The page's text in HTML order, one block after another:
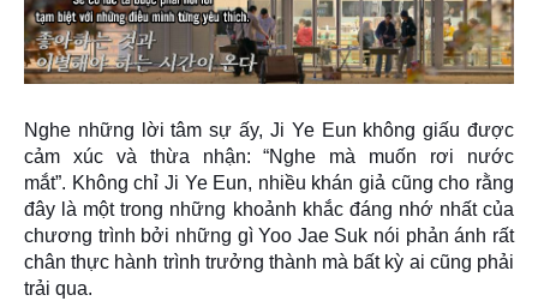
Nghe những lời tâm sự ấy, Ji Ye Eun không giấu được
cảm xúc và thừa nhận: “Nghe mà muốn rơi nước
mắt”. Không chỉ Ji Ye Eun, nhiều khán giả cũng cho rằng
đây là một trong những khoảnh khắc đáng nhớ nhất của
chương trình bởi những gì Yoo Jae Suk nói phản ánh rất
chân thực hành trình trưởng thành mà bất kỳ ai cũng phải
trải qua.